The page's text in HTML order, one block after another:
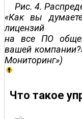
Рис. 4.
«Как вы
лицензий
на все ПО
вашей
Мониторинг»)
Что такое